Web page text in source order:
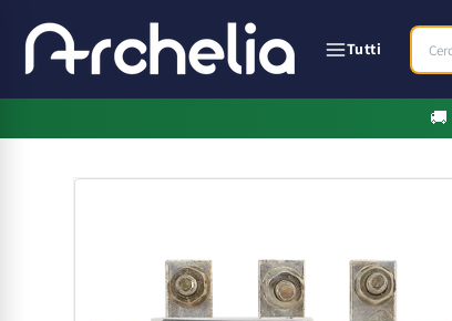
direttamente
ai contenuti
Tutti
🚚
Passa alle